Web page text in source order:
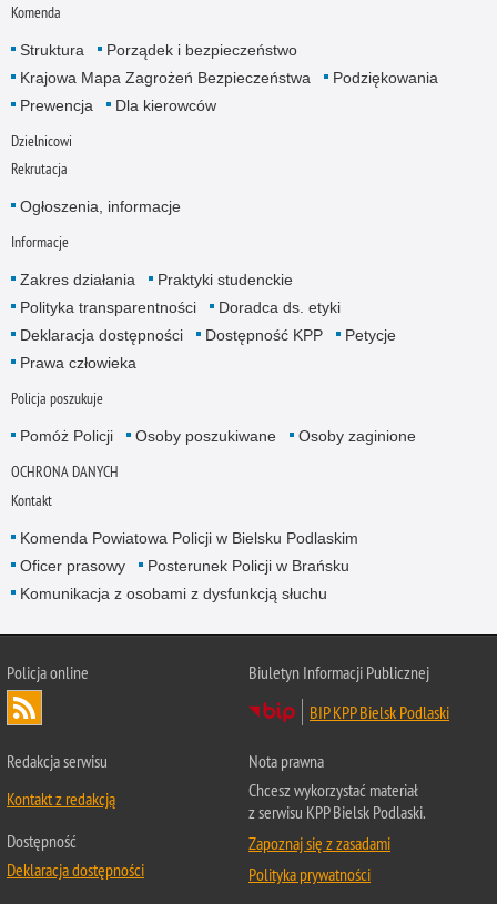
Komenda
Struktura
Porządek i bezpieczeństwo
Krajowa Mapa Zagrożeń Bezpieczeństwa
Podziękowania
Prewencja
Dla kierowców
Dzielnicowi
Rekrutacja
Ogłoszenia, informacje
Informacje
Zakres działania
Praktyki studenckie
Polityka transparentności
Doradca ds. etyki
Deklaracja dostępności
Dostępność KPP
Petycje
Prawa człowieka
Policja poszukuje
Pomóż Policji Osoby poszukiwane Osoby zaginione
OCHRONA DANYCH
Kontakt
Komenda Powiatowa Policji w Bielsku Podlaskim
Oficer prasowy
Posterunek Policji w Brańsku
Komunikacja z osobami z dysfunkcją słuchu
Policja online
Biuletyn Informacji Publicznej
BIP KPP Bielsk Podlaski
Redakcja serwisu
Kontakt z redakcją
Dostępność
Deklaracja dostępności
Nota prawna
Chcesz wykorzystać materiał
z serwisu KPP Bielsk Podlaski.
Zapoznaj się z zasadami
Polityka prywatności